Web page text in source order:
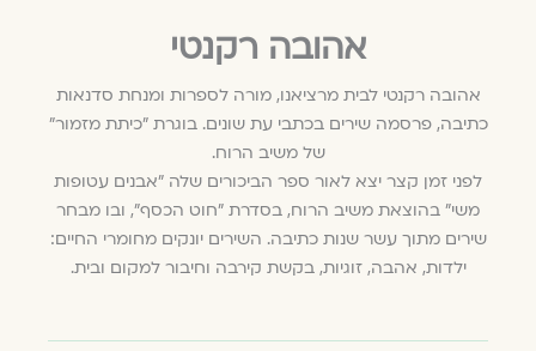
אהובה רקנטי
אהובה רקנטי לבית מרציאנו, מורה לספרות ומנחת סדנאות
כתיבה, פרסמה שירים בכתבי עת שונים. בוגרת "כיתת מזמור"
של משיב הרוח.
לפני זמן קצר יצא לאור ספר הביכורים שלה "אבנים עטופות
משי" בהוצאת משיב הרוח, בסדרת "חוט הכסף", ובו מבחר
שירים מתוך עשר שנות כתיבה. השירים יונקים מחומרי החיים:
ילדות, אהבה, זוגיות, בקשת קירבה וחיבור למקום ובית.